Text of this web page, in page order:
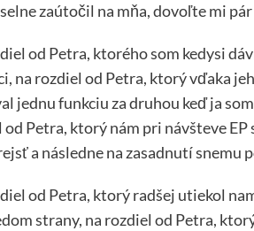
zaútočil na mňa, dovoľte mi
od Petra, ktorého som kedysi
na rozdiel od Petra, ktorý vďaka
jednu funkciu za druhou keď ja
od Petra, ktorý nám pri návšteve
a následne na zasadnutí snemu
od Petra, ktorý radšej utiekol
strany, na rozdiel od Petra,